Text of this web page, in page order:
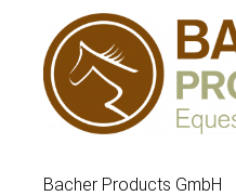
Bacher Products GmbH